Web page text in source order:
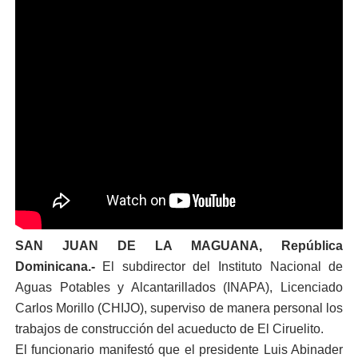
SAN JUAN DE LA MAGUANA, República
Dominicana.- El subdirector del Instituto Nacional de
Aguas Potables y Alcantarillados (INAPA), Licenciado
Carlos Morillo (CHIJO), superviso de manera personal los
trabajos de construcción del acueducto de El Ciruelito.
El funcionario manifestó que el presidente Luis Abinader